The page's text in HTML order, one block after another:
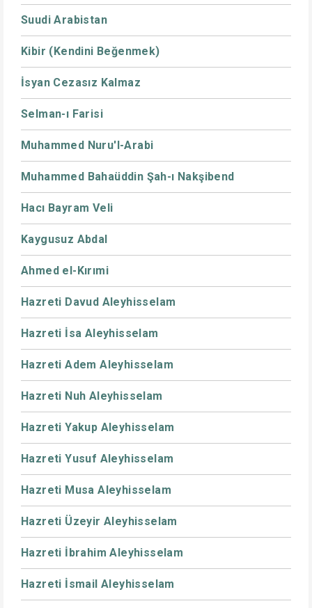
Suudi Arabistan
Kibir (Kendini Beğenmek)
İsyan Cezasız Kalmaz
Selman-ı Farisi
Muhammed Nuru'l-Arabi
Muhammed Bahaüddin Şah-ı Nakşibend
Hacı Bayram Veli
Kaygusuz Abdal
Ahmed el-Kırımi
Hazreti Davud Aleyhisselam
Hazreti İsa Aleyhisselam
Hazreti Adem Aleyhisselam
Hazreti Nuh Aleyhisselam
Hazreti Yakup Aleyhisselam
Hazreti Yusuf Aleyhisselam
Hazreti Musa Aleyhisselam
Hazreti Üzeyir Aleyhisselam
Hazreti İbrahim Aleyhisselam
Hazreti İsmail Aleyhisselam